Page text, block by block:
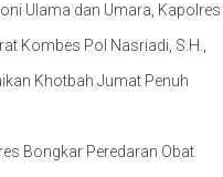
Ulama dan Umara, Kapolres
Kombes Pol Nasriadi, S.H.,
Khotbah Jumat Penuh
Bongkar Peredaran Obat